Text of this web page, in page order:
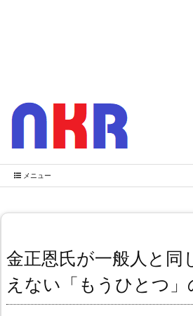
メニュー
金正恩氏が一般人と同
えない「もうひとつ」